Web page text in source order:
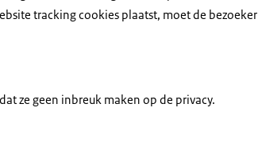
tracking cookies plaatst, moet de bezoeker
ze geen inbreuk maken op de privacy.